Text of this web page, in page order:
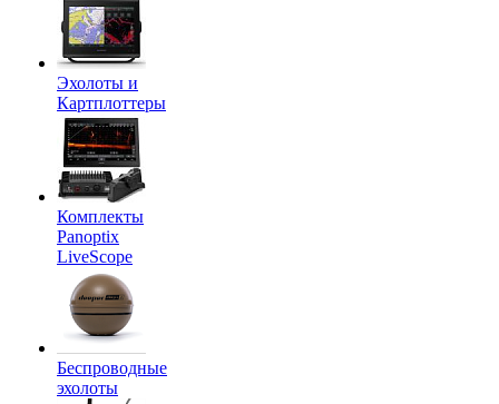
Эхолоты и
Картплоттеры
Комплекты
Panoptix
LiveScope
Беспроводные
эхолоты